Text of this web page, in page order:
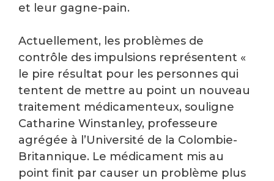
et leur gagne-pain.
Actuellement, les problèmes de
contrôle des impulsions représentent «
le pire résultat pour les personnes qui
tentent de mettre au point un nouveau
traitement médicamenteux, souligne
Catharine Winstanley, professeure
agrégée à l’Université de la Colombie-
Britannique. Le médicament mis au
point finit par causer un problème plus